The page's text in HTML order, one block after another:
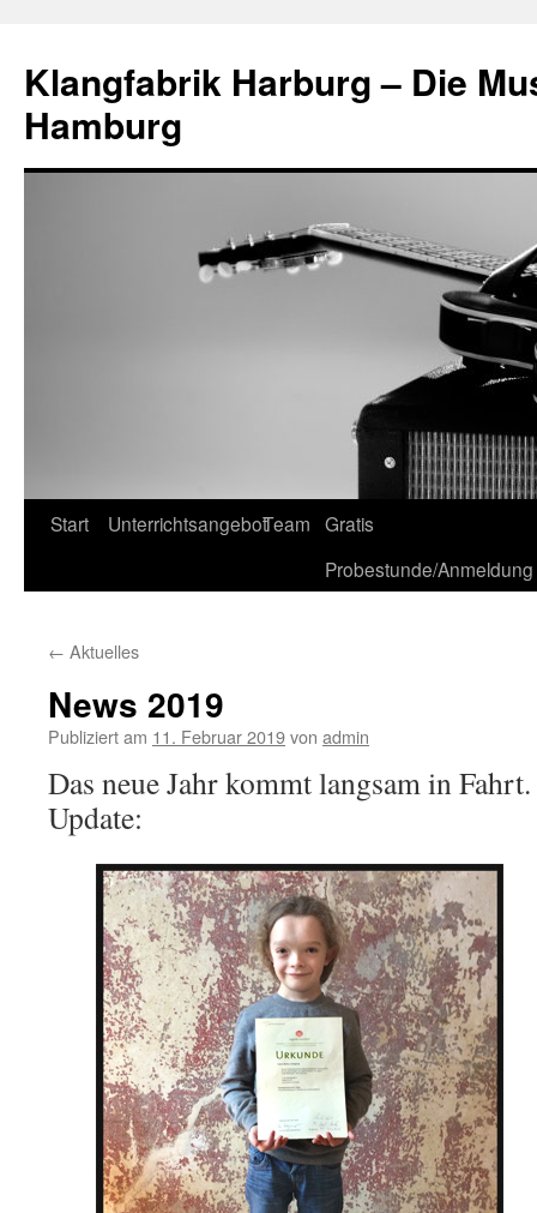
Klangfabrik Harburg – Die
Hamburg
Springe
Start UnterrichtsangebotTeam Gratis
Probestunde/Anmeldung
← Aktuelles
News 2019
Publiziert am 11. Februar 2019von admin
Das neue Jahr kommt langsam in
Update: